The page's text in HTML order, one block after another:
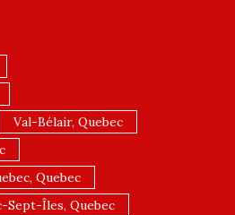
Val-Bélair, Quebec
Quebec
Sept-Îles, Quebec